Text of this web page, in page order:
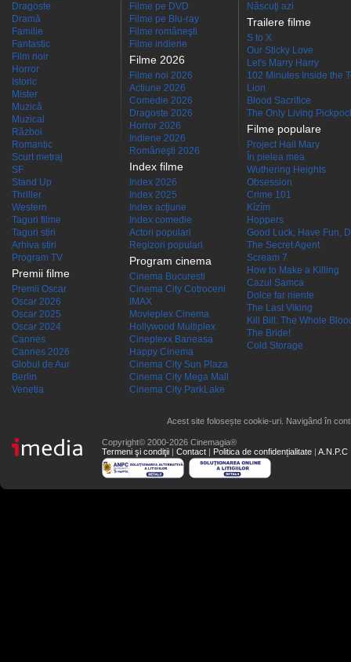
Dragoste
Dramă
Familie
Fantastic
Film noir
Horror
Istoric
Mister
Muzică
Muzical
Război
Romantic
Scurt metraj
SF
Stand Up
Thriller
Western
Taguri filme
Taguri stiri
Arhiva stiri
Program TV
Premii filme
Premii Oscar
Oscar 2026
Oscar 2025
Oscar 2024
Cannes
Cannes 2026
Globul de Aur
Berlin
Venetia
Filme pe DVD
Filme pe Blu-ray
Filme româneşti
Filme indiene
Filme 2026
Filme noi 2026
Actiune 2026
Comedie 2026
Dragoste 2026
Horror 2026
Indiene 2026
Româneşti 2026
Index filme
Index 2026
Index 2025
Index acţiune
Index comedie
Actori populari
Regizori populari
Program cinema
Cinema Bucuresti
Cinema City Cotroceni
IMAX
Movieplex Cinema
Hollywood Multiplex
Cineplexx Baneasa
Happy Cinema
Cinema City Sun Plaza
Cinema City Mega Mall
Cinema City ParkLake
Născuţi azi
Trailere filme
S to X
Our Sticky Love
Let's Marry Harry
102 Minutes Inside the
Lion
Blood Sacrifice
The Only Living
Filme populare
Project Hail Mary
În pielea mea
Wuthering Heights
Obsession
Crime 101
Kîzîm
Hoppers
Good Luck, Have Fun,
The Secret Agent
Scream 7
How to Make a Killing
Cazul Samca
Dolce far niente
The Last Viking
Kill Bill: The Whole
The Bride!
Cold Storage
Acest site folosește cookie-uri. Navigând în
Copyright© 2000-2026 Cinemagia®
Termeni şi condiţii | Contact | Politica de confidențialitate | A.N.P.C